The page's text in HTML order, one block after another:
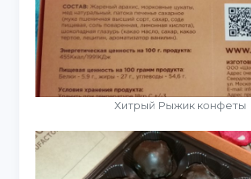
Хитрый Рыжик конфеты